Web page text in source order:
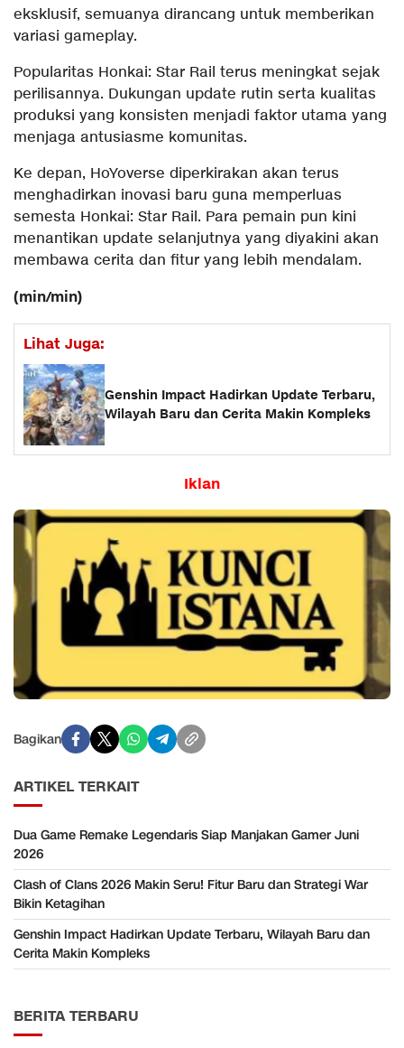
eksklusif, semuanya dirancang untuk memberikan
variasi gameplay.
Popularitas Honkai: Star Rail terus meningkat sejak
perilisannya. Dukungan update rutin serta kualitas
produksi yang konsisten menjadi faktor utama yang
menjaga antusiasme komunitas.
Ke depan, HoYoverse diperkirakan akan terus
menghadirkan inovasi baru guna memperluas
semesta Honkai: Star Rail. Para pemain pun kini
menantikan update selanjutnya yang diyakini akan
membawa cerita dan fitur yang lebih mendalam.
(min/min)
Lihat Juga:
Genshin Impact Hadirkan Update Terbaru,
Wilayah Baru dan Cerita Makin Kompleks
Iklan
Bagikan
ARTIKEL TERKAIT
Dua Game Remake Legendaris Siap Manjakan Gamer Juni
2026
Clash of Clans 2026 Makin Seru! Fitur Baru dan Strategi War
Bikin Ketagihan
Genshin Impact Hadirkan Update Terbaru, Wilayah Baru dan
Cerita Makin Kompleks
BERITA TERBARU